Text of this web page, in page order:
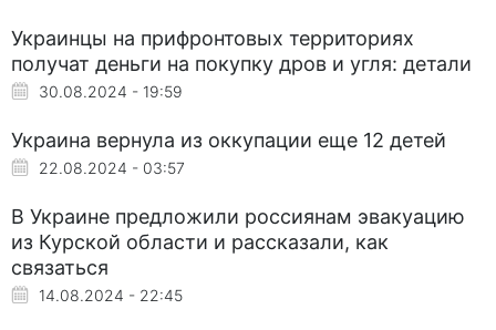
Украинцы на прифронтовых территориях
получат деньги на покупку дров и угля: детали
30.08.2024 - 19:59
Украина вернула из оккупации еще 12 детей
22.08.2024 - 03:57
В Украине предложили россиянам эвакуацию
из Курской области и рассказали, как
связаться
14.08.2024 - 22:45